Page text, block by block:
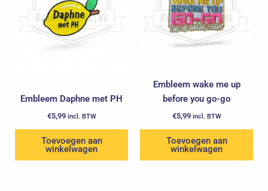
Embleem Daphne met PH
€5,99 incl. BTW
Toevoegen aan
winkelwagen
Embleem wake me up
before you go-go
€5,99 incl. BTW
Toevoegen aan
winkelwagen